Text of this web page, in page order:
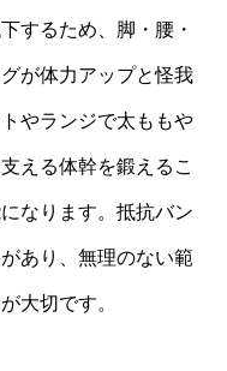
するため、脚・腰・
が体力アップと怪我
やランジで太ももや
える体幹を鍛えるこ
なります。抵抗バン
あり、無理のない範
大切です。